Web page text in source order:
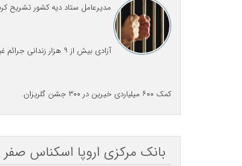
مدیرعامل ستاد دیه کشور تشریح
آزادی بیش از ۹ هزار زندانی جرائم غیرعمد با بدهی ۷۵۰ میلیارد تومانی در سال گذشته .
کمک ۶۰۰ میلیاردی خیرین در ۳۰۰ جشن گلریزان.
بانک مرکزی اروپا اسکناس